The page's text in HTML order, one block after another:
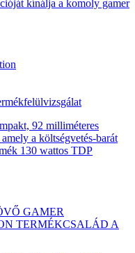
kínálja a komoly gamer
92 milliméteres
a költségvetés-barát
130 wattos TDP
GAMER
TERMÉKCSALÁD A